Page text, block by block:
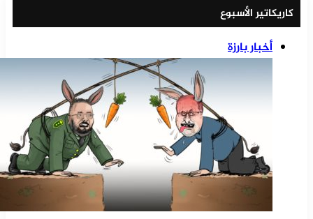
كاريكاتير الأسبوع
أخبار بارزة